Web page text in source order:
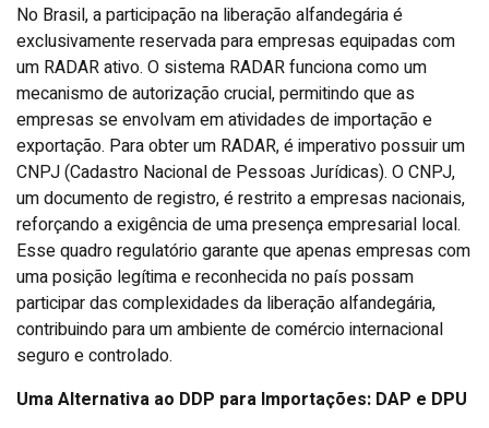
No Brasil, a participação na liberação alfandegária é
exclusivamente reservada para empresas equipadas com
um RADAR ativo. O sistema RADAR funciona como um
mecanismo de autorização crucial, permitindo que as
empresas se envolvam em atividades de importação e
exportação. Para obter um RADAR, é imperativo possuir um
CNPJ (Cadastro Nacional de Pessoas Jurídicas). O CNPJ,
um documento de registro, é restrito a empresas nacionais,
reforçando a exigência de uma presença empresarial local.
Esse quadro regulatório garante que apenas empresas com
uma posição legítima e reconhecida no país possam
participar das complexidades da liberação alfandegária,
contribuindo para um ambiente de comércio internacional
seguro e controlado.
Uma Alternativa ao DDP para Importações: DAP e DPU